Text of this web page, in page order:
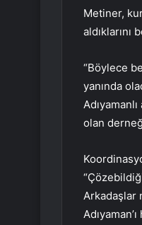
Metiner,
aldıklarını
“Böylece
yanında
olan
Arkadaşlar